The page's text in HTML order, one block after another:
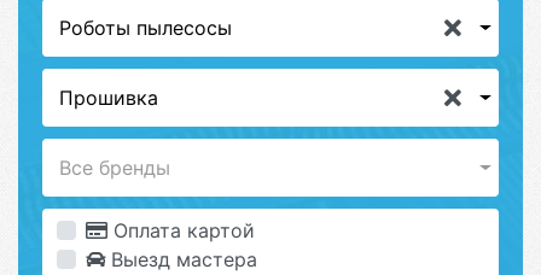
Роботы пылесосы
Прошивка
Все бренды
Оплата картой
Выезд мастера